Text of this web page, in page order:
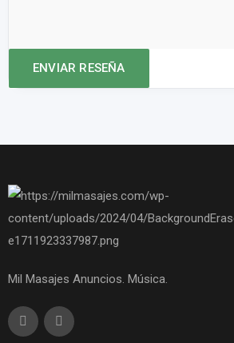
Mil Masajes Anuncios. Música.